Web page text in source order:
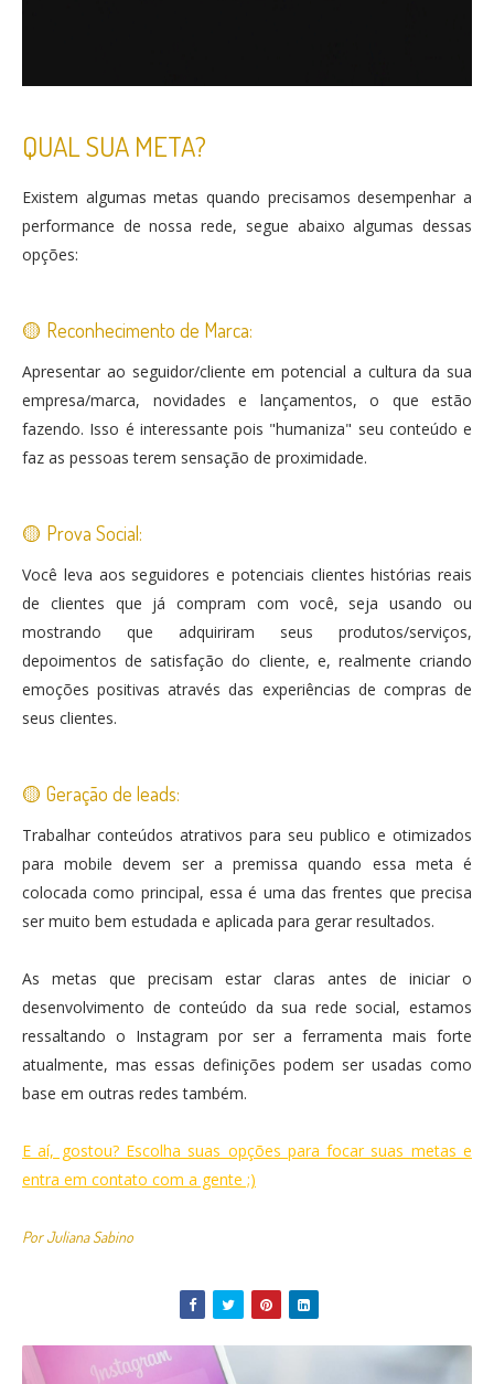
QUAL SUA META?
Existem algumas metas quando precisamos desempenhar a
performance de nossa rede, segue abaixo algumas dessas
opções:
🟡 Reconhecimento de Marca:
Apresentar ao seguidor/cliente em potencial a cultura da sua
empresa/marca, novidades e lançamentos, o que estão
fazendo. Isso é interessante pois "humaniza" seu conteúdo e
faz as pessoas terem sensação de proximidade.
🟡 Prova Social:
Você leva aos seguidores e potenciais clientes histórias reais
de clientes que já compram com você, seja usando ou
mostrando que adquiriram seus produtos/serviços,
depoimentos de satisfação do cliente, e, realmente criando
emoções positivas através das experiências de compras de
seus clientes.
🟡 Geração de leads:
Trabalhar conteúdos atrativos para seu publico e otimizados
para mobile devem ser a premissa quando essa meta é
colocada como principal, essa é uma das frentes que precisa
ser muito bem estudada e aplicada para gerar resultados.
As metas que precisam estar claras antes de iniciar o
desenvolvimento de conteúdo da sua rede social, estamos
ressaltando o Instagram por ser a ferramenta mais forte
atualmente, mas essas definições podem ser usadas como
base em outras redes também.
E aí, gostou? Escolha suas opções para focar suas metas e
entra em contato com a gente ;)
Por Juliana Sabino